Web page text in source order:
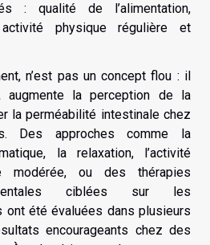
: qualité de l’alimentation,
physique régulière et
n’est pas un concept flou : il
augmente la perception de la
la perméabilité intestinale chez
Des approches comme la
la relaxation, l’activité
modérée, ou des thérapies
ciblées sur les
été évaluées dans plusieurs
encourageants chez des